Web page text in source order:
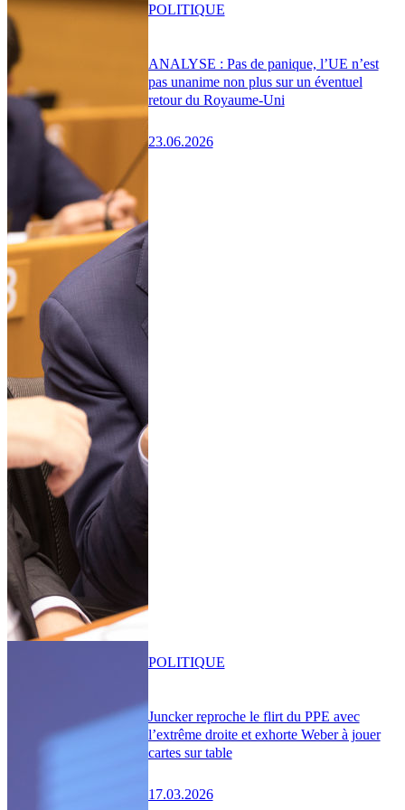
ANALYSE : Pas de panique, l’UE n’est
pas unanime non plus sur un éventuel
retour du Royaume-Uni
23.06.2026
POLITIQUE
Juncker reproche le flirt du PPE avec
l’extrême droite et exhorte Weber à jouer
cartes sur table
17.03.2026
POLITIQUE